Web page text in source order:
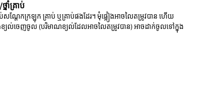
ាំគ្រាប់
ប់សណ្តែកក្រឡុក គ្រាប់ ឬគ្រាប់ផងដែរ។ មុំផ្អៀងអាចលៃតម្រូវបាន ហើយ
ខ្យល់ចេញចូល (បរិមាណខ្យល់ដែលអាចលៃតម្រូវបាន) អាចដាក់ចូលទៅក្នុង